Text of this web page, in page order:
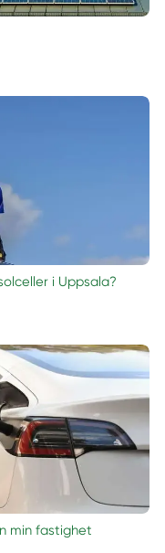
i Uppsala?
min fastighet